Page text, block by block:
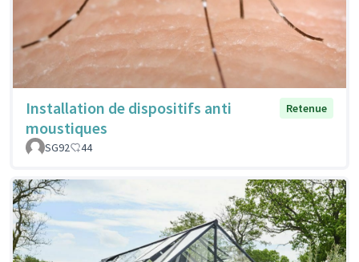
Installation de dispositifs anti
moustiques
Retenue
SG92 44